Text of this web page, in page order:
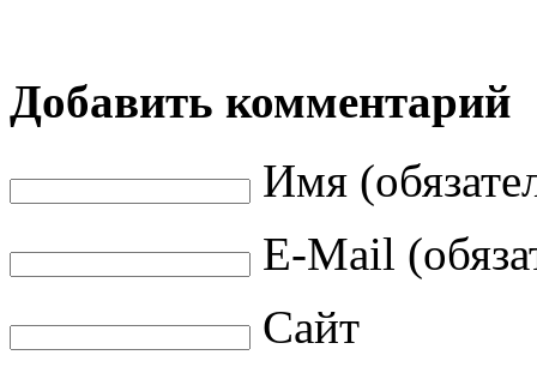
Добавить комментарий
Имя
E-Mail
Сайт